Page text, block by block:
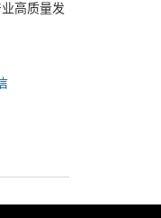
高质量发